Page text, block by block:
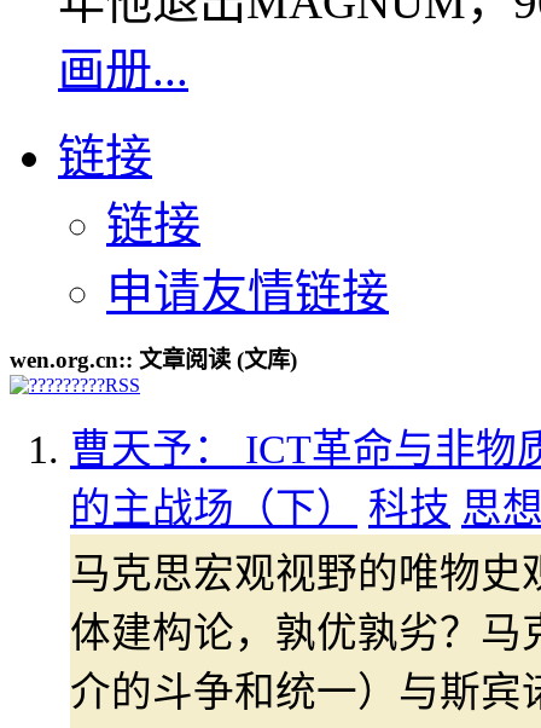
画册...
链接
链接
申请友情链接
wen.org.cn:: 文章阅读 (文库)
曹天予： ICT革命与非物
的主战场（下）
科技 思
马克思宏观视野的唯物
体建构论，孰优孰劣？
介的斗争和统一）与斯